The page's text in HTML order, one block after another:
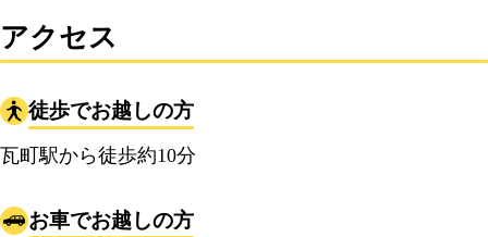
アクセス
徒歩でお越しの方
瓦町駅から徒歩約10分
お車でお越しの方